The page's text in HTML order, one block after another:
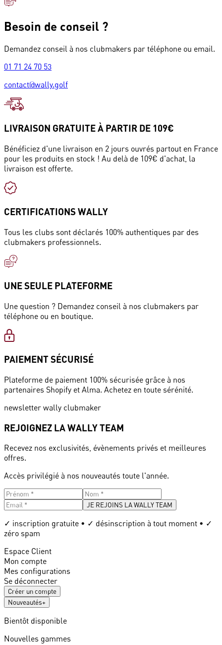
Besoin de conseil ?
Demandez conseil à nos clubmakers par téléphone ou email.
01 71 24 70 53
contact@wally.golf
LIVRAISON GRATUITE À PARTIR DE 109€
Bénéficiez d'une livraison en 2 jours ouvrés partout en France
pour les produits en stock ! Au delà de 109€ d'achat, la
livraison est offerte.
CERTIFICATIONS WALLY
Tous les clubs sont déclarés 100% authentiques par des
clubmakers professionnels.
UNE SEULE PLATEFORME
Une question ? Demandez conseil à nos clubmakers par
téléphone ou en boutique.
PAIEMENT SÉCURISÉ
Plateforme de paiement 100% sécurisée grâce à nos
partenaires Shopify et Alma. Achetez en toute sérénité.
newsletter wally clubmaker
REJOIGNEZ LA WALLY TEAM
Recevez nos exclusivités, évènements privés et meilleures
offres.
Accès privilégié à nos nouveautés toute l'année.
JE REJOINS LA WALLY TEAM
✓ inscription gratuite • ✓ désinscription à tout moment • ✓
zéro spam
Espace Client
Mon compte
Mes configurations
Se déconnecter
Créer un compte
Nouveautés+
Bientôt disponible
Nouvelles gammes